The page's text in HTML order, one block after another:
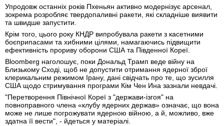
Упродовж останніх років Пхеньян активно модернізує арсенал,
зокрема розробляє твердопаливні ракети, які складніше виявити
та швидше запустити.
Крім того, цього року КНДР випробувала ракети з касетними
боєприпасами та хибними цілями, намагаючись підвищити
ефективність прориву оборони США та Південної Кореї.
Bloomberg наголошує, поки Дональд Трамп веде війну на
Близькому Сході, щоб не допустити отримання ядерної зброї
клерикальним режимом Ірану, дані свідчать про те, що зусилля
США щодо стримування програми Кім Чен Ина зазнали невдачі.
"Перетворення Північної Кореї з "держави-ізгоя" на
повноправного члена «клубу ядерних держав» означає, що вона
може не лише погрожувати ядерною війною, а й, можливо, вже
здатна її вести", - йдеться у матеріалі.